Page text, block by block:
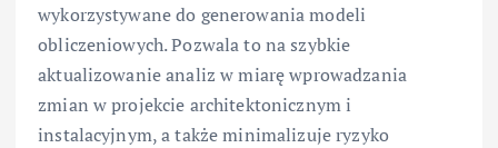
wykorzystywane do generowania modeli
obliczeniowych. Pozwala to na szybkie
aktualizowanie analiz w miarę wprowadzania
zmian w projekcie architektonicznym i
instalacyjnym, a także minimalizuje ryzyko